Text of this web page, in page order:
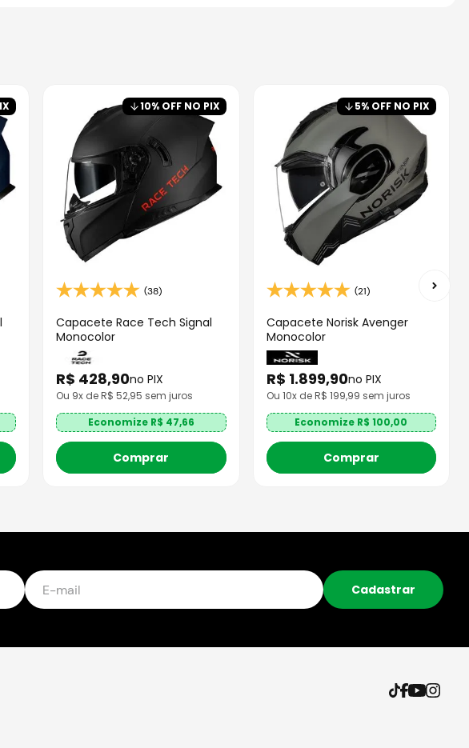
10% OFF NO PIX
(38)
Capacete Race Tech Signal
Monocolor
R$ 428,90no PIX
Ou 9x de R$52,95 sem juros
Economize R$ 47,66
Comprar
5% OFF NO PIX
(21)
Capacete Norisk Avenger
Monocolor
R$ 1.899,90no PIX
Ou 10x de R$ 199,99 sem juros
Economize R$100,00
Comprar
Cadastrar